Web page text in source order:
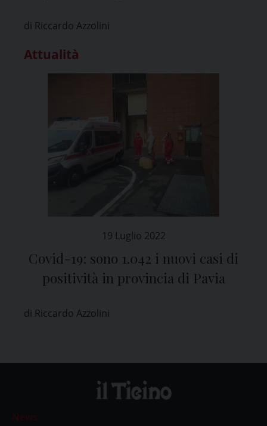
di Riccardo Azzolini
Attualità
19 Luglio 2022
Covid-19: sono 1.042 i nuovi casi di
positività in provincia di Pavia
di Riccardo Azzolini
News